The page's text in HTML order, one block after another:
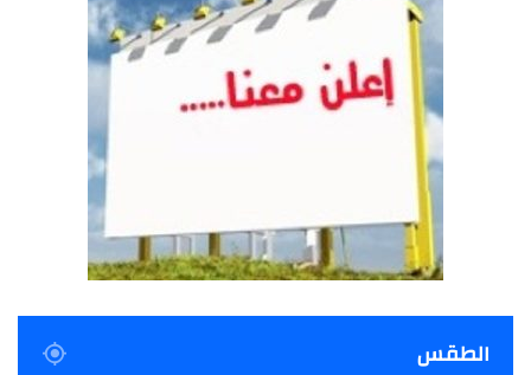
الطقس